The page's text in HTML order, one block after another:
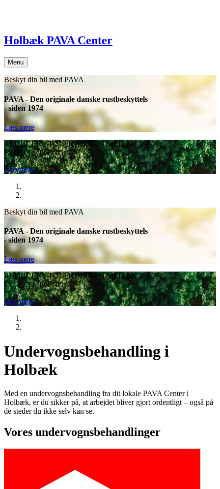
Holbæk PAVA Center
Menu
Beskyt din bil med PAVA
PAVA - Den originale danske rustbeskyttels
- siden 1974
Læs mere
REDUCER STØJ I KABINEN MED EN PAVA
LYDDÆMPNING
Læs mere
Beskyt din bil med PAVA
PAVA - Den originale danske rustbeskyttels
- siden 1974
Læs mere
REDUCER STØJ I KABINEN MED EN PAVA
LYDDÆMPNING
Læs mere
Undervognsbehandling i
Holbæk
Med en undervognsbehandling fra dit lokale PAVA Center i
Holbæk, er du sikker på, at arbejdet bliver gjort ordentligt – også på
de steder du ikke selv kan se.
Vores undervognsbehandlinger